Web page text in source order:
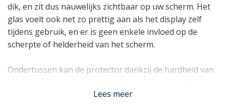
dik, en zit dus nauwelijks zichtbaar op uw scherm. Het
glas voelt ook net zo prettig aan als het display zelf
tijdens gebruik, en er is geen enkele invloed op de
scherpte of helderheid van het scherm.
Ondertussen kan de protector dankzij de hardheid van
geeft aan dat het scherm zeer krasbestendig is en
Lees meer